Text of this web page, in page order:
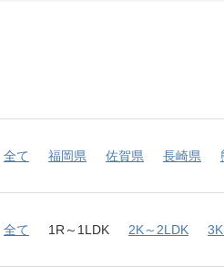
全て 福岡県 佐賀県 長崎県
全て 1R～1LDK 2K～2LDK